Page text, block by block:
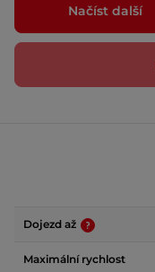
Načíst další
Dojezd až
Maximální rychlost